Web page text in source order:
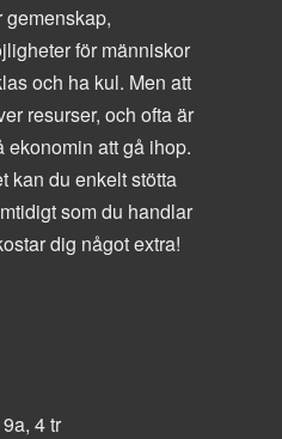
för människor
och ha kul. Men att
resurser, och ofta är
ekonomin att gå ihop.
kan du enkelt stötta
som du handlar
dig något extra!
4 tr